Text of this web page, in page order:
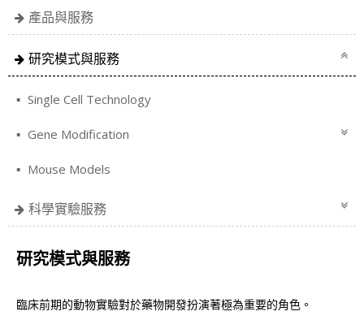
產品與服務
研究模式與服務
Single Cell Technology
Gene Modification
Mouse Models
科學實驗服務
研究模式與服務
臨床前期的動物實驗對於藥物開發扮演著極為重要的角色。